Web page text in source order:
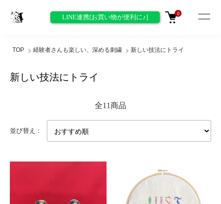
LINE連携[お買い物が便利に♪] 0
TOP 経験者さんも楽しい、深める刺繍 新しい技法にトライ
新しい技法にトライ
全11商品
並び替え：